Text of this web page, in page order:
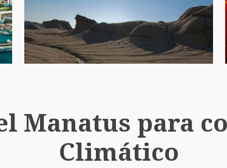
Manatus para
Climático